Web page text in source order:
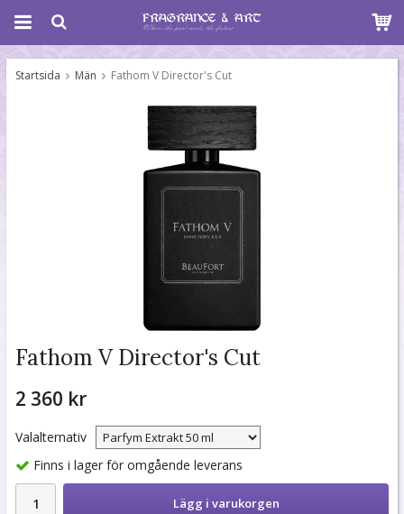
Startsida Män Fathom V Director's Cut
Fathom V Director's Cut
2 360 kr
Valalternativ
Finns i lager för omgående leverans
Lägg i varukorgen